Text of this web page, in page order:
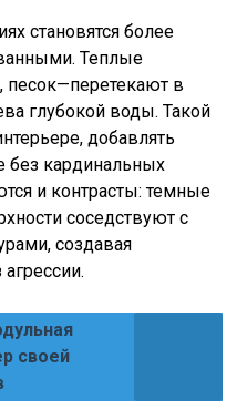
становятся более
Теплые
в
глубокой воды. Такой
добавлять
без кардинальных
и контрасты: темные
соседствуют с
создавая
своей